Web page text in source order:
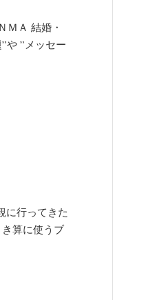
ＭＡ 結婚・
や ”メッセー
に行ってきた
算に使うブ